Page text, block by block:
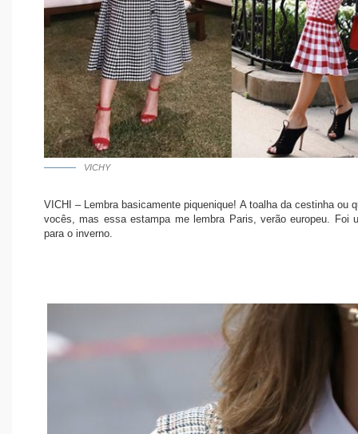
VICHY
VICHI – Lembra basicamente piquenique! A toalha da cestinha
vocês, mas essa estampa me lembra Paris, verão europeu.
para o inverno.